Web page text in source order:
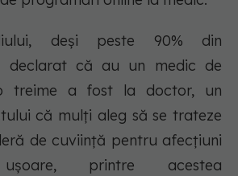
deși peste 90% din
declarat că au un medic de
treime a fost la doctor, un
că mulţi aleg să se trateze
de cuviinţă pentru afecţiuni
uşoare, printre acestea